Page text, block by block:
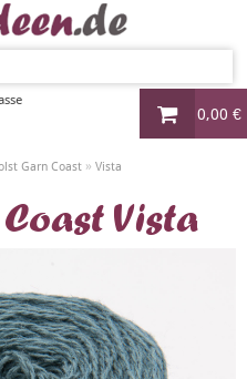
0,00 €
Garn Coast » Vista
Vista